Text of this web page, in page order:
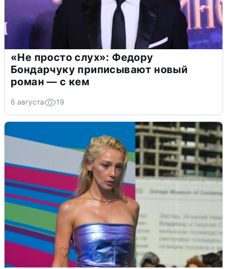
«Не просто слух»: Федору
Бондарчуку приписывают новый
роман — с кем
6 августа 19